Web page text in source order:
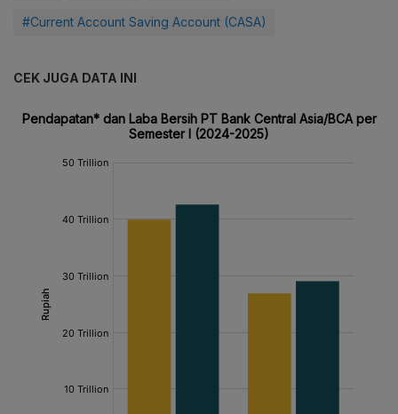
#Current Account Saving Account (CASA)
CEK JUGA DATA INI